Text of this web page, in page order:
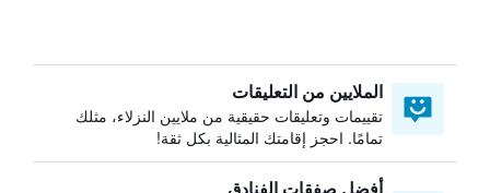
الملايين من التعليقات
تقييمات وتعليقات حقيقية من ملايين النزلاء، مثلك
تمامًا. احجز إقامتك المثالية بكل ثقة!